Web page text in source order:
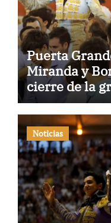
Puerta
Miranda y
cierre de la
Verano de El
Noticias